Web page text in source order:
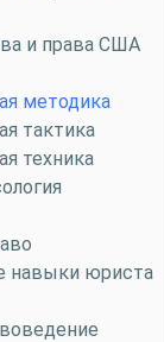
и права США
методика
тактика
техника
навыки юриста